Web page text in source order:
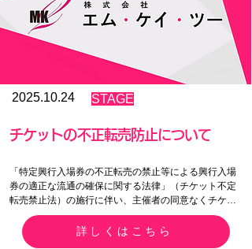
特別席 11,000円
2025.10.24 STAGE
チケットの不正転売防止について
「特定興行入場券の不正転売の禁止等による興行入場
券の適正な流通の確保に関する法律」（チケット不定
転売禁止法）の施行に伴い、主催者の同意なくチケッ
トを有償で譲渡することは禁止いたします。
不正転売の疑いがある場合は、ご本人確認や購入経路
詳しくはこちら